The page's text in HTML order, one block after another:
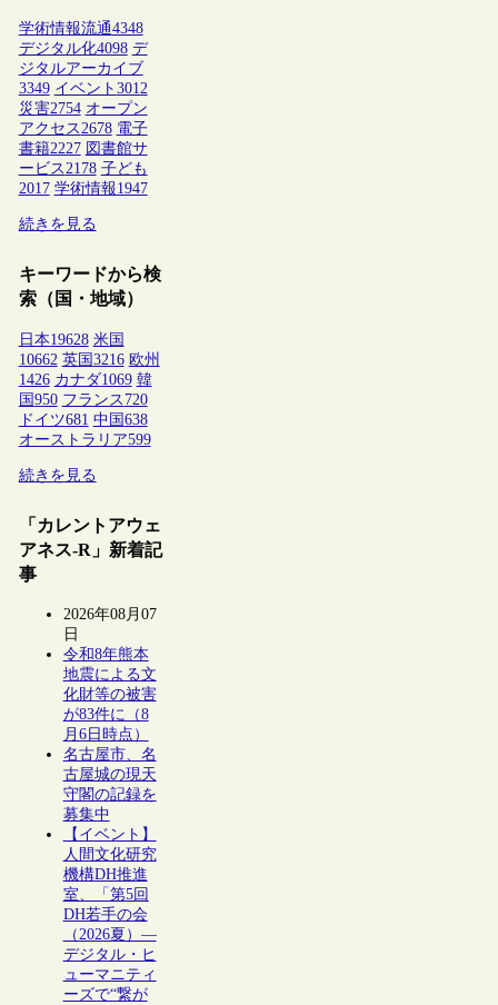
学術情報流通4348
デジタル化4098 デ
ジタルアーカイブ
3349 イベント 3012
災害2754 オープン
アクセス2678 電子
書籍2227 図書館サ
ービス2178 子ども
2017 学術情報1947
続きを見る
キーワードから検
索（国・地域）
日本19628 米国
10662 英国3216 欧州
1426 カナダ1069 韓
国950 フランス 720
ドイツ681 中国638
オーストラリア599
続きを見る
「カレントアウェ
アネス-R」新着記
事
2026年08月07
日
令和8年熊本
地震による文
化財等の被害
が83件に（8
月6日時点）
名古屋市、名
古屋城の現天
守閣の記録を
募集中
【イベント】
人間文化研究
機構DH推進
室、「第5回
DH若手の会
（2026夏）―
デジタル・ヒ
ューマニティ
ーズで“繋が